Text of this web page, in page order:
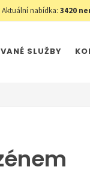
Aktuální nabídka: 3420
SLUŽBY